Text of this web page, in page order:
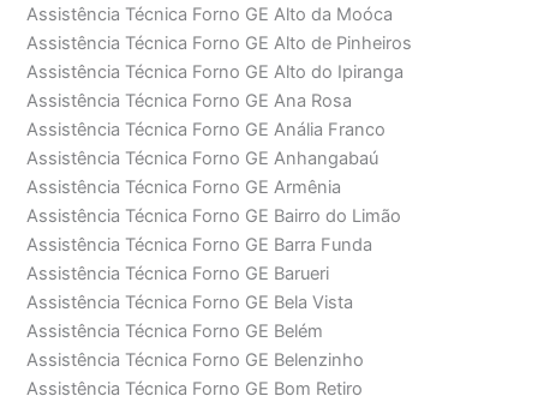
Assistência Técnica Forno GE Alto da Moóca
Assistência Técnica Forno GE Alto de Pinheiros
Assistência Técnica Forno GE Alto do Ipiranga
Assistência Técnica Forno GE Ana Rosa
Assistência Técnica Forno GE Anália Franco
Assistência Técnica Forno GE Anhangabaú
Assistência Técnica Forno GE Armênia
Assistência Técnica Forno GE Bairro do Limão
Assistência Técnica Forno GE Barra Funda
Assistência Técnica Forno GE Barueri
Assistência Técnica Forno GE Bela Vista
Assistência Técnica Forno GE Belém
Assistência Técnica Forno GE Belenzinho
Assistência Técnica Forno GE Bom Retiro